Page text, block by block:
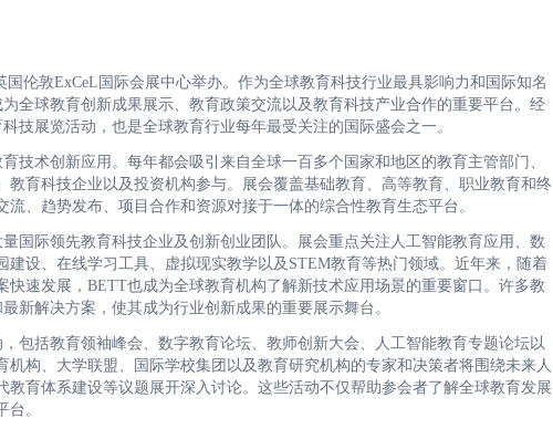
伦敦ExCeL国际会展中心举办。作为全球教育科技行业最具影响力和国际知名
全球教育创新成果展示、教育政策交流以及教育科技产业合作的重要平台。经
技展览活动，也是全球教育行业每年最受关注的国际盛会之一。
技术创新应用。每年都会吸引来自全球一百多个国家和地区的教育主管部门、
育科技企业以及投资机构参与。展会覆盖基础教育、高等教育、职业教育和终
、趋势发布、项目合作和资源对接于一体的综合性教育生态平台。
国际领先教育科技企业及创新创业团队。展会重点关注人工智能教育应用、数
设、在线学习工具、虚拟现实教学以及STEM教育等热门领域。近年来，随着
速发展，BETT也成为全球教育机构了解新技术应用场景的重要窗口。许多教
新解决方案，使其成为行业创新成果的重要展示舞台。
包括教育领袖峰会、数字教育论坛、教师创新大会、人工智能教育专题论坛以
构、大学联盟、国际学校集团以及教育研究机构的专家和决策者将围绕未来人
育体系建设等议题展开深入讨论。这些活动不仅帮助参会者了解全球教育发展
。